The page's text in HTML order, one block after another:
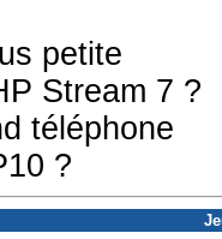
petite
Stream 7 ?
téléphone
?